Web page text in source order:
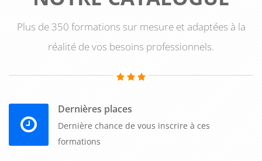
Plus de 350 formations sur mesure et adaptées à la
réalité de vos besoins professionnels.
Dernières places
Dernière chance de vous inscrire à ces
formations